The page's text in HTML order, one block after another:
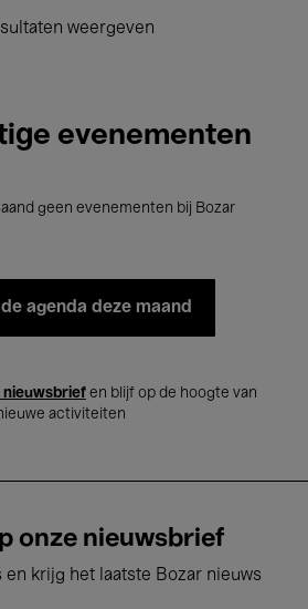
weergeven
evenementen
geen evenementen bij Bozar
agenda deze maand
nieuwsbrief en blijf op de hoogte van
activiteiten
onze nieuwsbrief
en krijg het laatste Bozar nieuws